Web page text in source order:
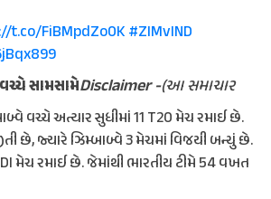
t.co/FiBMpdZo0K#ZIMvIND
સામસામે
વચ્ચે અત્યાર સુધીમાં 11 T20 મેચ રમાઈ છે.
છે, જ્યારે ઝિમ્બાબ્વે 3 મેચમાં વિજયી બન્યું છે.
મેચ રમાઈ છે. જેમાંથી ભારતીય ટીમે 54 વખત
Disclaimer -(આ સમાચાર